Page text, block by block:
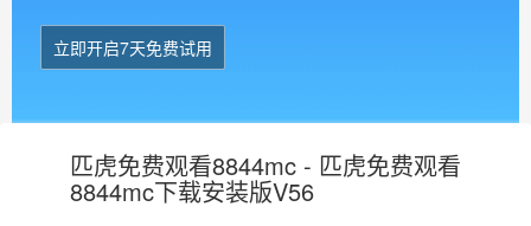
立即开启7天免费试用
匹虎免费观看8844mc - 匹虎免费观看
8844mc下载安装版V56